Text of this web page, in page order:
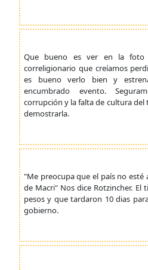
Que bueno es ver en la foto
correligionario que creíamos
es bueno verlo bien y
encumbrado evento.
corrupción y la falta de cultura del
demostrarla.
"Me preocupa que el país no esté
de Macri" Nos dice Rotzincher. El
pesos y que tardaron 10 dias
gobierno.